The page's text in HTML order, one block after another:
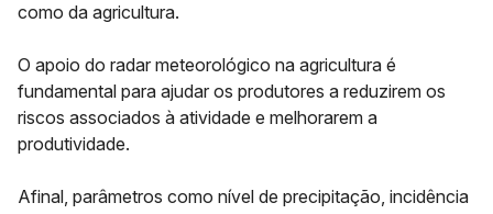
como da agricultura.
O apoio do radar meteorológico na agricultura é
fundamental para ajudar os produtores a reduzirem os
riscos associados à atividade e melhorarem a
produtividade.
Afinal, parâmetros como nível de precipitação, incidência